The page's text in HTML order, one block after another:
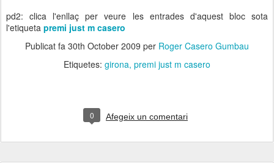
pd2: clica l'enllaç per veure les entrades d'aquest bloc sota
l'etiqueta premi just m casero
Publicat fa 30th October 2009 per Roger Casero Gumbau
Etiquetes: girona premi just m casero
0 Afegeix un comentari